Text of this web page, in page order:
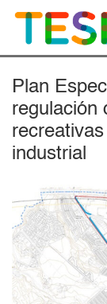
Plan
regulación
industrial